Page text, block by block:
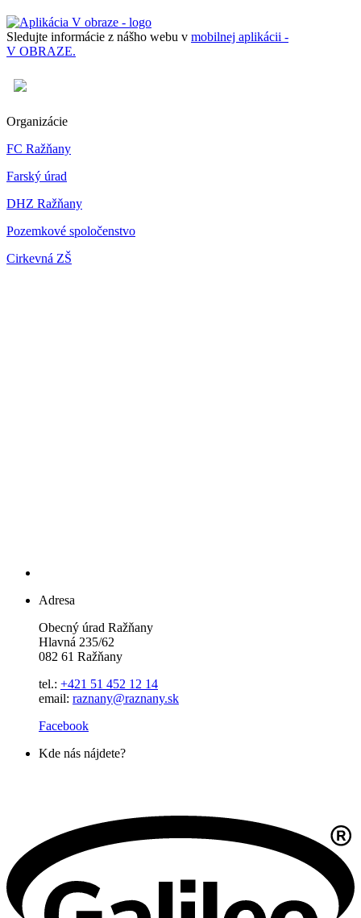
Sledujte informácie z nášho webu v mobilnej aplikácii -
V OBRAZE.
Organizácie
FC Ražňany
Farský úrad
DHZ Ražňany
Pozemkové spoločenstvo
Cirkevná ZŠ
Adresa
Obecný úrad Ražňany
Hlavná 235/62
082 61 Ražňany
tel.: +421 51 452 12 14
email: raznany@raznany.sk
Facebook
Kde nás nájdete?